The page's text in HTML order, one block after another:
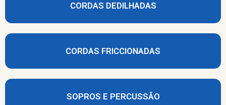
CORDAS DEDILHADAS
CORDAS FRICCIONADAS
SOPROS E PERCUSSÃO